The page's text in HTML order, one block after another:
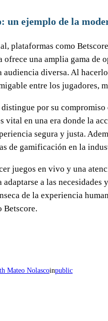
un ejemplo de la
plataformas como
ofrece una amplia gama de
audiencia diversa. Al
entre los jugadores,
distingue por su
vital en una era donde la
segura y justa.
de gamificación en la
juegos en vivo y una
a las
de la experiencia
Betscore.
Mateo Nolascoinpublic